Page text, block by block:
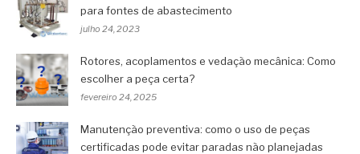
para fontes de abastecimento
julho 24, 2023
Rotores, acoplamentos e vedação mecânica: Como
escolher a peça certa?
fevereiro 24, 2025
Manutenção preventiva: como o uso de peças
certificadas pode evitar paradas não planejadas